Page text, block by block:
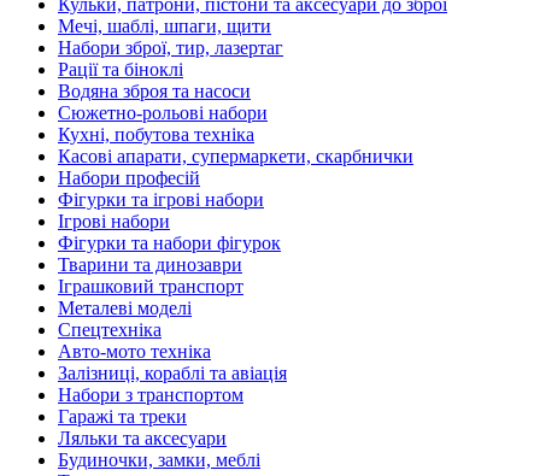
Кульки, патрони, пістони та аксесуари до зброї
Мечі, шаблі, шпаги, щити
Набори зброї, тир, лазертаг
Рації та біноклі
Водяна зброя та насоси
Сюжетно-рольові набори
Кухні, побутова техніка
Касові апарати, супермаркети, скарбнички
Набори професій
Фігурки та ігрові набори
Ігрові набори
Фігурки та набори фігурок
Тварини та динозаври
Іграшковий транспорт
Металеві моделі
Спецтехніка
Авто-мото техніка
Залізниці, кораблі та авіація
Набори з транспортом
Гаражі та треки
Ляльки та аксесуари
Будиночки, замки, меблі